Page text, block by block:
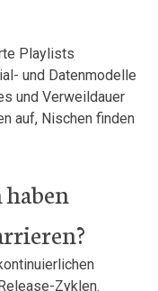
Playlists
und Datenmodelle‌
und Verweildauer
auf, Nischen finden
Zyklen.‍